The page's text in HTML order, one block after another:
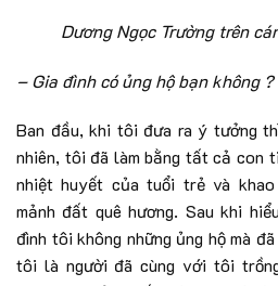
Dương Ngọc Trường trên
– Gia đình có ủng hộ bạn không ?
Ban đầu, khi tôi đưa ra ý tưởng
nhiên, tôi đã làm bằng tất cả con
nhiệt huyết của tuổi trẻ và
mảnh đất quê hương. Sau khi
đình tôi không những ủng hộ mà
tôi là người đã cùng với tôi